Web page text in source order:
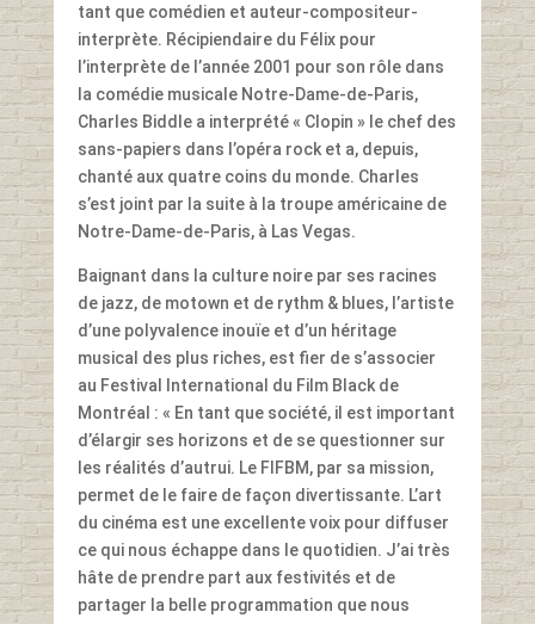
tant que comédien et auteur-compositeur-
interprète. Récipiendaire du Félix pour
l’interprète de l’année 2001 pour son rôle dans
la comédie musicale Notre-Dame-de-Paris,
Charles Biddle a interprété « Clopin » le chef des
sans-papiers dans l’opéra rock et a, depuis,
chanté aux quatre coins du monde. Charles
s’est joint par la suite à la troupe américaine de
Notre-Dame-de-Paris, à Las Vegas.
Baignant dans la culture noire par ses racines
de jazz, de motown et de rythm & blues, l’artiste
d’une polyvalence inouïe et d’un héritage
musical des plus riches, est fier de s’associer
au Festival International du Film Black de
Montréal : « En tant que société, il est important
d’élargir ses horizons et de se questionner sur
les réalités d’autrui. Le FIFBM, par sa mission,
permet de le faire de façon divertissante. L’art
du cinéma est une excellente voix pour diffuser
ce qui nous échappe dans le quotidien. J’ai très
hâte de prendre part aux festivités et de
partager la belle programmation que nous